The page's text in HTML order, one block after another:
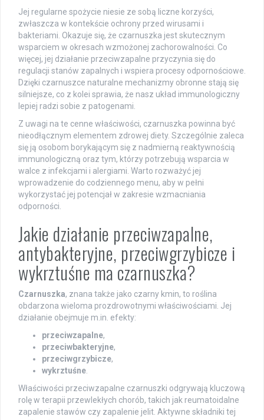
Jej regularne spożycie niesie ze sobą liczne korzyści,
zwłaszcza w kontekście ochrony przed wirusami i
bakteriami. Okazuje się, że czarnuszka jest skutecznym
wsparciem w okresach wzmożonej zachorowalności. Co
więcej, jej działanie przeciwzapalne przyczynia się do
regulacji stanów zapalnych i wspiera procesy odpornościowe.
Dzięki czarnuszce naturalne mechanizmy obronne stają się
silniejsze, co z kolei sprawia, że nasz układ immunologiczny
lepiej radzi sobie z patogenami.
Z uwagi na te cenne właściwości, czarnuszka powinna być
nieodłącznym elementem zdrowej diety. Szczególnie zaleca
się ją osobom borykającym się z nadmierną reaktywnością
immunologiczną oraz tym, którzy potrzebują wsparcia w
walce z infekcjami i alergiami. Warto rozważyć jej
wprowadzenie do codziennego menu, aby w pełni
wykorzystać jej potencjał w zakresie wzmacniania
odporności.
Jakie działanie przeciwzapalne,
antybakteryjne, przeciwgrzybicze i
wykrztuśne ma czarnuszka?
Czarnuszka, znana także jako czarny kmin, to roślina
obdarzona wieloma prozdrowotnymi właściwościami. Jej
działanie obejmuje m.in. efekty:
przeciwzapalne,
przeciwbakteryjne,
przeciwgrzybicze,
wykrztuśne
Właściwości przeciwzapalne czarnuszki odgrywają kluczową
rolę w terapii przewlekłych chorób, takich jak reumatoidalne
zapalenie stawów czy zapalenie jelit. Aktywne składniki tej